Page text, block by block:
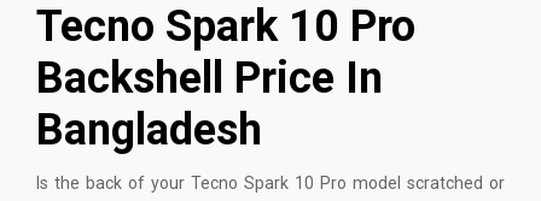
Tecno Spark 10 Pro
Backshell Price In
Bangladesh
Is the back of your Tecno Spark 10 Pro model scratched or